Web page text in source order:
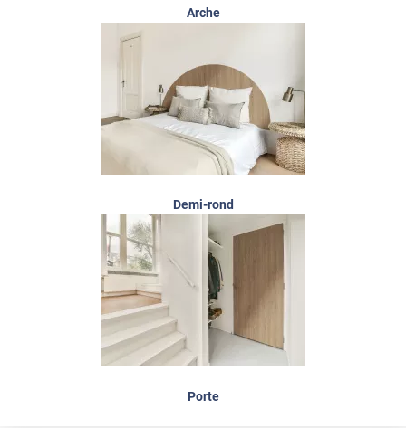
Arche
Demi-rond
Porte